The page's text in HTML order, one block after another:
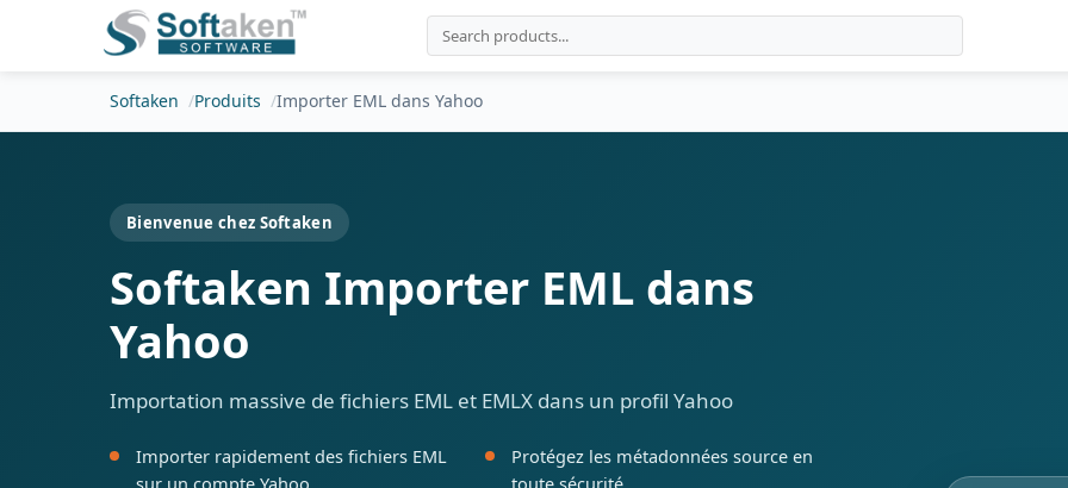
Softaken Produits Importer EML dans Yahoo
Bienvenue chez Softaken
Softaken Importer EML dans
Yahoo
Importation massive de fichiers EML et EMLX dans un profil Yahoo
Importer rapidement des fichiers EML
sur un compte Yahoo
Protégez les métadonnées source en
toute sécurité